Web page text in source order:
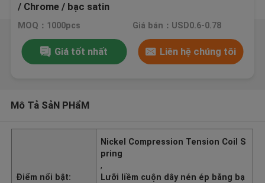
/ Chrome / bạc satin
MOQ：1000pcs Giá bán：USD0.6-0.78
Giá tốt nhất Liên hệ chúng tôi
Mô Tả SảN PHẩM
Điểm nổi bật:
Nickel Compression Tension Coil S
pring
,
Lưỡi liềm cuộn dây nén ép bằng bạ